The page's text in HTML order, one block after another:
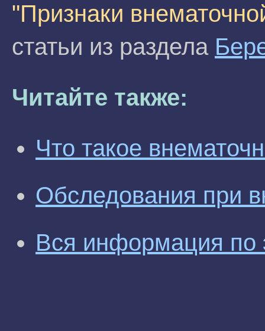
"Признаки
статьи из раздела
Читайте также:
Что такое
Обследования при
Вся информация по